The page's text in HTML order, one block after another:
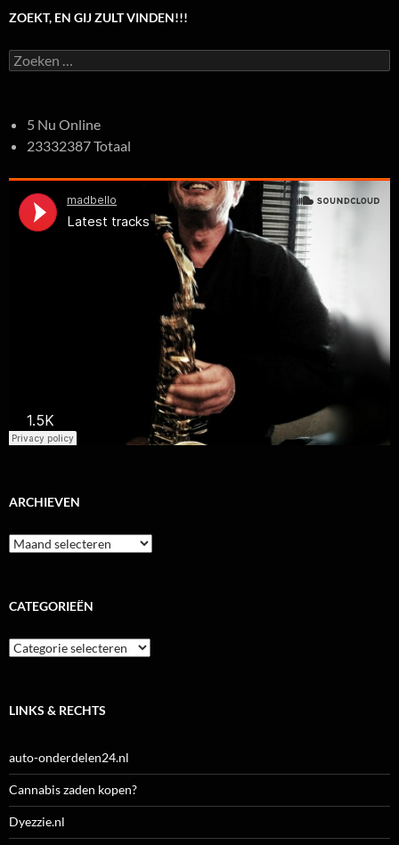
ZOEKT, EN GIJ ZULT VINDEN!!!
Zoeken
naar:
5 Nu Online
23332387 Totaal
ARCHIEVEN
Archieven
CATEGORIEËN
Categorieën
LINKS & RECHTS
auto-onderdelen24.nl
Cannabis zaden kopen?
Dyezzie.nl